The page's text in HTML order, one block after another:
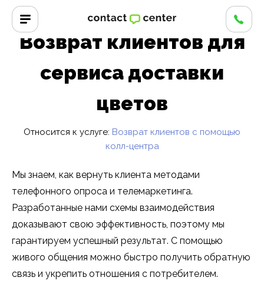
Главная
Возврат клиентов для сервиса
доставки цветов
Возврат клиентов для
сервиса доставки
цветов
Относится к услуге: Возврат клиентов с помощью
колл-центра
Мы знаем, как вернуть клиента методами
телефонного опроса и телемаркетинга.
Разработанные нами схемы взаимодействия
доказывают свою эффективность, поэтому мы
гарантируем успешный результат. С помощью
живого общения можно быстро получить обратную
связь и укрепить отношения с потребителем.